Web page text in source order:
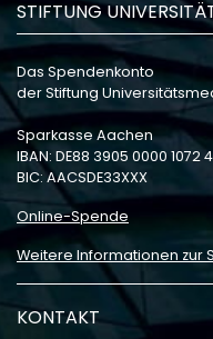
STIFTUNG
Das Spendenkonto
der Stiftung
Sparkasse Aachen
IBAN: DE88 3905 0000 1072
BIC: AACSDE33XXX
Online-Spende
Weitere Informationen zur
KONTAKT